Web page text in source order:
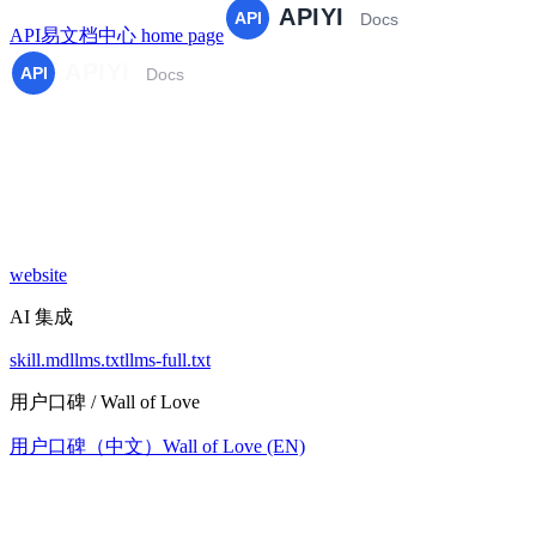
API易文档中心 home page
website
AI 集成
skill.mdllms.txtllms-full.txt
用户口碑 / Wall of Love
用户口碑（中文） Wall of Love (EN)